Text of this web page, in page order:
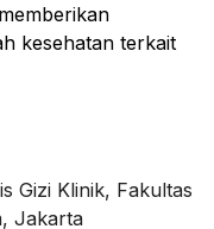
kesehatan terkait
Gizi Klinik, Fakultas
Jakarta